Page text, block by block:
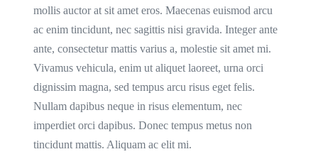
mollis auctor at sit amet eros. Maecenas euismod arcu
ac enim tincidunt, nec sagittis nisi gravida. Integer ante
ante, consectetur mattis varius a, molestie sit amet mi.
Vivamus vehicula, enim ut aliquet laoreet, urna orci
dignissim magna, sed tempus arcu risus eget felis.
Nullam dapibus neque in risus elementum, nec
imperdiet orci dapibus. Donec tempus metus non
tincidunt mattis. Aliquam ac elit mi.